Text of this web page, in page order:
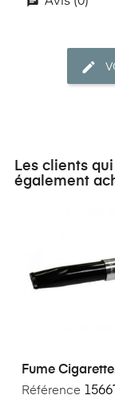
Les clients
également
Fume Cigarette
Dénicotéa
Référence